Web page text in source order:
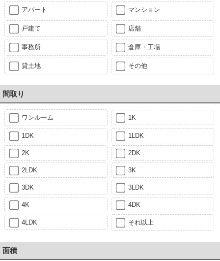
アパート マンション
戸建て 店舗
事務所 倉庫・工場
貸土地 その他
間取り
ワンルーム 1K
1DK 1LDK
2K 2DK
2LDK 3K
3DK 3LDK
4K 4DK
4LDK それ以上
面積